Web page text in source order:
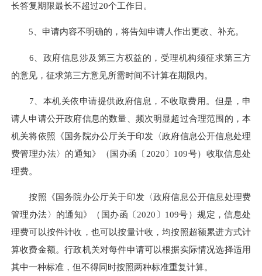
长答复期限最长不超过20个工作日。
5、申请内容不明确的，将告知申请人作出更改、补充。
6、政府信息涉及第三方权益的，受理机构须征求第三方
的意见，征求第三方意见所需时间不计算在期限内。
7、本机关依申请提供政府信息，不收取费用。但是，申
请人申请公开政府信息的数量、频次明显超过合理范围的，本
机关将依照《国务院办公厅关于印发〈政府信息公开信息处理
费管理办法〉的通知》（国办函〔2020〕109号）收取信息处
理费。
按照《国务院办公厅关于印发〈政府信息公开信息处理费
管理办法〉的通知》（国办函〔2020〕109号）规定，信息处
理费可以按件计收，也可以按量计收，均按照超额累进方式计
算收费金额。行政机关对每件申请可以根据实际情况选择适用
其中一种标准，但不得同时按照两种标准重复计算。